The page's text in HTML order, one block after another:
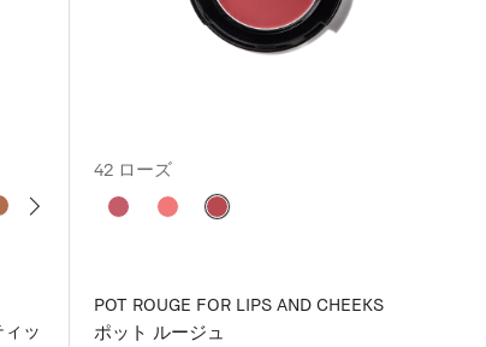
ッ
42 ローズ
POT ROUGE FOR LIPS AND CHEEKS
ポット ルージュ